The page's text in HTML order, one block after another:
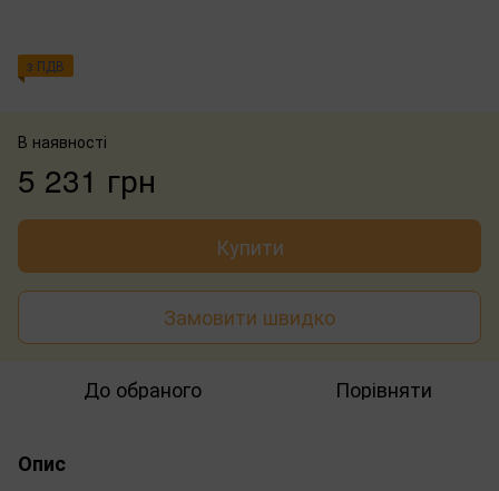
з ПДВ
В наявності
5 231 грн
Купити
Замовити швидко
До обраного Порівняти
Опис